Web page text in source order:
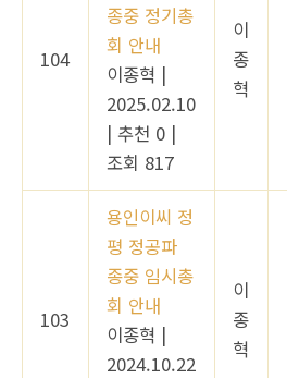
104
종중 정기총
회 안내
이종혁 |
2025.02.10
| 추천 0 |
조회 817
이
종
혁
103
용인이씨 정
평 정공파
종중 임시총
회 안내
이종혁 |
2024.10.22
이
종
혁